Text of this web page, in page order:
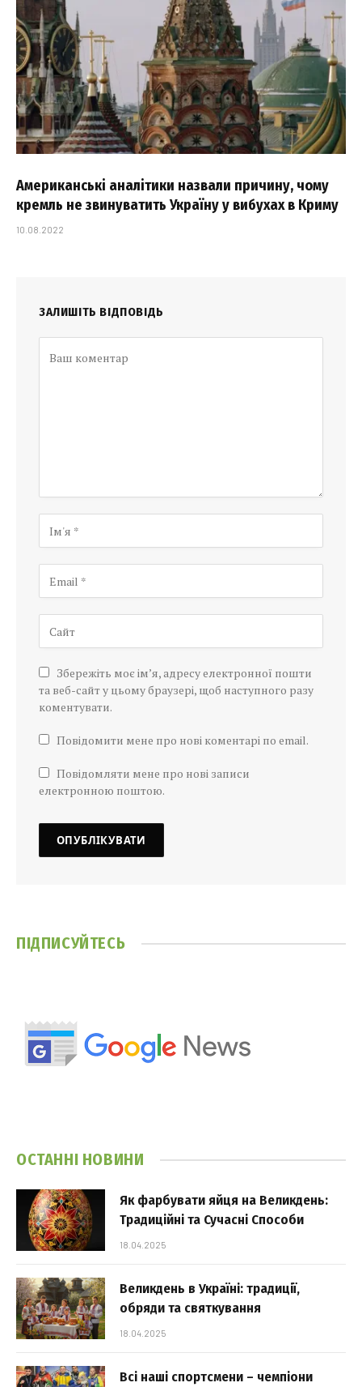
Американські аналітики назвали причину, чому
кремль не звинуватить Україну у вибухах в Криму
10.08.2022
ЗАЛИШІТЬ ВІДПОВІДЬ
Збережіть моє ім’я, адресу електронної пошти
та веб-сайт у цьому браузері, щоб наступного разу
коментувати.
Повідомити мене про нові коментарі по email.
Повідомляти мене про нові записи
електронною поштою.
ПІДПИСУЙТЕСЬ
ОСТАННІ НОВИНИ
Як фарбувати яйця на Великдень:
Традиційні та Сучасні Способи
18.04.2025
Великдень в Україні: традиції,
обряди та святкування
18.04.2025
Всі наші спортсмени – чемпіони